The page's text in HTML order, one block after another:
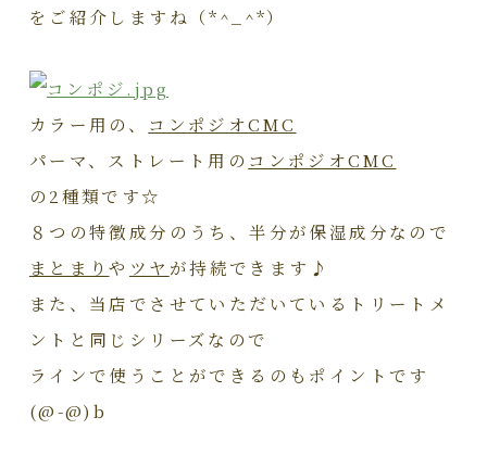
をご紹介しますね（*^_^*）
カラー用の、 コンポジオCMC
パーマ、ストレート用の コンポジオCMC
の2種類です☆
８つの特徴成分のうち、半分が保湿成分なので
まとまりや ツヤ が持続できます♪
また、当店でさせていただいているトリートメ
ントと同じシリーズなので
ラインで使うことができるのもポイントです
(@-@)b